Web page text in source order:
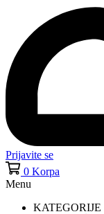
Prijavite se
0 Korpa
Menu
KATEGORIJE